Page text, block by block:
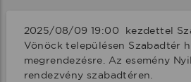
2025/08/09 19:00  kezdettel
Vönöck településen Szabadtér
megrendezésre. Az esemény
rendezvény szabadtéren.